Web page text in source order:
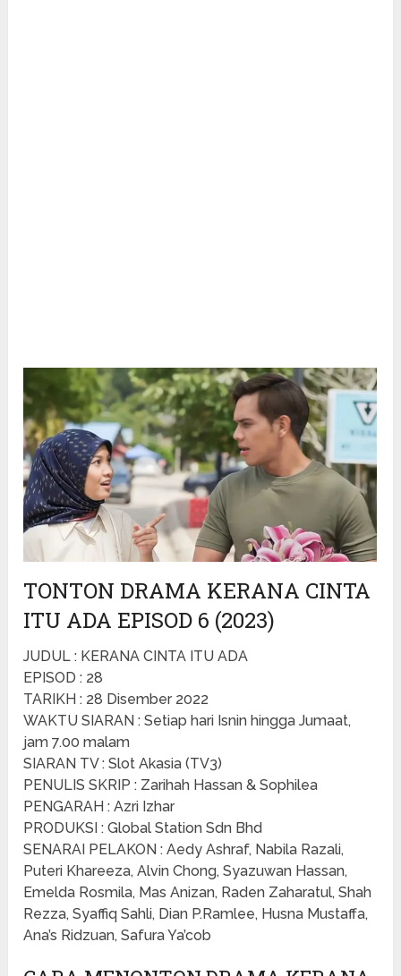
TONTON DRAMA KERANA CINTA
ITU ADA EPISOD 6 (2023)
JUDUL : KERANA CINTA ITU ADA
EPISOD : 28
TARIKH : 28 Disember 2022
WAKTU SIARAN : Setiap hari Isnin hingga Jumaat,
jam 7.00 malam
SIARAN TV : Slot Akasia (TV3)
PENULIS SKRIP : Zarihah Hassan & Sophilea
PENGARAH : Azri Izhar
PRODUKSI : Global Station Sdn Bhd
SENARAI PELAKON : Aedy Ashraf, Nabila Razali,
Puteri Khareeza, Alvin Chong, Syazuwan Hassan,
Emelda Rosmila, Mas Anizan, Raden Zaharatul, Shah
Rezza, Syaffiq Sahli, Dian P.Ramlee, Husna Mustaffa,
Ana’s Ridzuan, Safura Ya’cob